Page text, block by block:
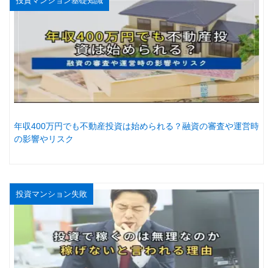
年収400万円でも不動産投資は始められる？融資の審査や運営時
の影響やリスク
投資マンション失敗